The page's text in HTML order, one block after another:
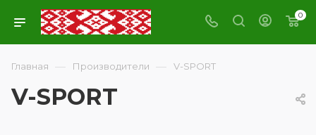
0
Главная — Производители — V-SPORT
V-SPORT